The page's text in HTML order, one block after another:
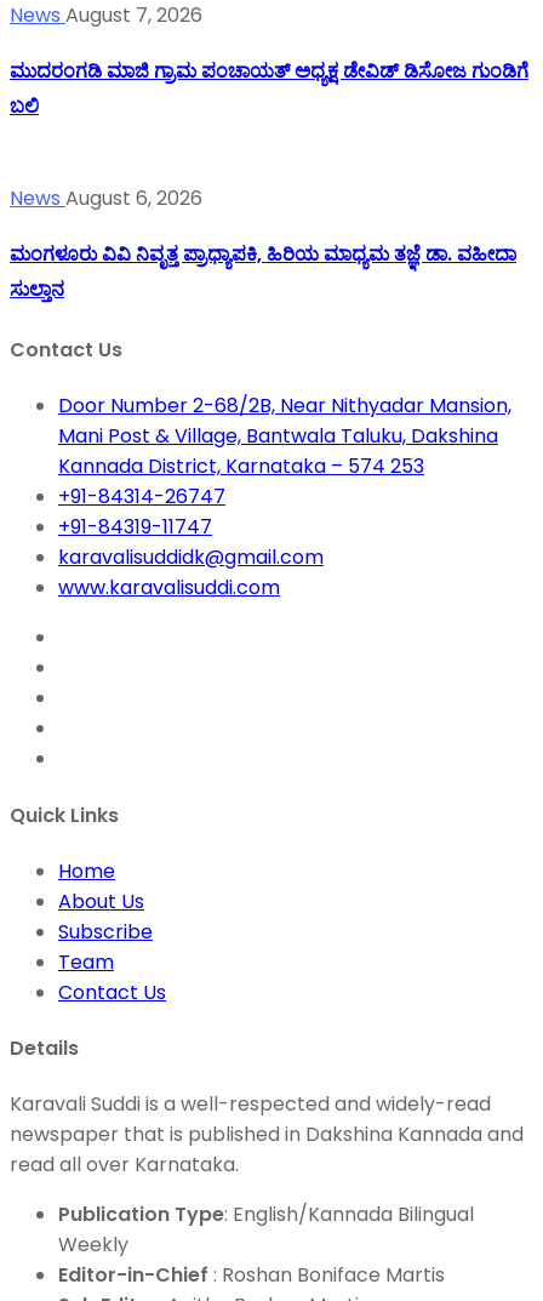
News August 7, 2026
ಮುದರಂಗಡಿ ಮಾಜಿ ಗ್ರಾಮ ಪಂಚಾಯತ್ ಅಧ್ಯಕ್ಷ ಡೇವಿಡ್ ಡಿಸೋಜ ಗುಂಡಿಗೆ
ಬಲಿ
News August 6, 2026
ಮಂಗಳೂರು ವಿವಿ ನಿವೃತ್ತ ಪ್ರಾಧ್ಯಾಪಕಿ, ಹಿರಿಯ ಮಾಧ್ಯಮ ತಜ್ಞೆ ಡಾ. ವಹೀದಾ
ಸುಲ್ತಾನ
Contact Us
Door Number 2-68/2B, Near Nithyadar Mansion,
Mani Post & Village, Bantwala Taluku, Dakshina
Kannada District, Karnataka – 574 253
+91-84314-26747
+91-84319-11747
karavalisuddidk@gmail.com
www.karavalisuddi.com
Quick Links
Home
About Us
Subscribe
Team
Contact Us
Details
Karavali Suddi is a well-respected and widely-read
newspaper that is published in Dakshina Kannada and
read all over Karnataka.
Publication Type: English/Kannada Bilingual
Weekly
Editor-in-Chief : Roshan Boniface Martis